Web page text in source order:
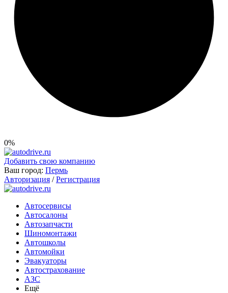
0%
Добавить свою компанию
Ваш город: Пермь
Авторизация / Регистрация
Автосервисы
Автосалоны
Автозапчасти
Шиномонтажи
Автошколы
Автомойки
Эвакуаторы
Автострахование
АЗС
Ещё